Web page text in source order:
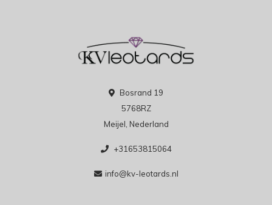
Bosrand 19
5768RZ
Meijel, Nederland
+31653815064
info@kv-leotards.nl